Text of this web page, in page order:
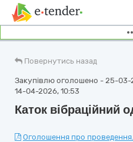
Повернутись назад
Закупівлю оголошено - 25-03-
14-04-2026, 10:53
Каток вібраційний
Оголошення про